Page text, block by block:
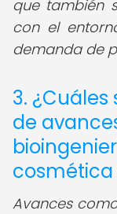
que también
con el
demanda de
3.
de
cosmética
Avances